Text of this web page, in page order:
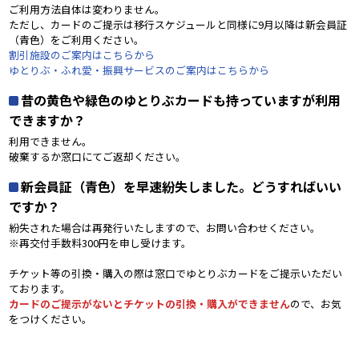
ご利用方法自体は変わりません。
ただし、カードのご提示は移行スケジュールと同様に9月以降は新会員証
（青色）をご利用ください。
割引施設のご案内はこちらから
ゆとりぶ・ふれ愛・振興サービスのご案内はこちらから
昔の黄色や緑色のゆとりぶカードも持っていますが利用
できますか？
利用できません。
破棄するか窓口にてご返却ください。
新会員証（青色）を早速紛失しました。どうすればいい
ですか？
紛失された場合は再発行いたしますので、お問い合わせください。
※再交付手数料300円を申し受けます。
チケット等の引換・購入の際は窓口でゆとりぶカードをご提示いただい
ております。
カードのご提示がないとチケットの引換・購入ができませんので、お気
をつけください。